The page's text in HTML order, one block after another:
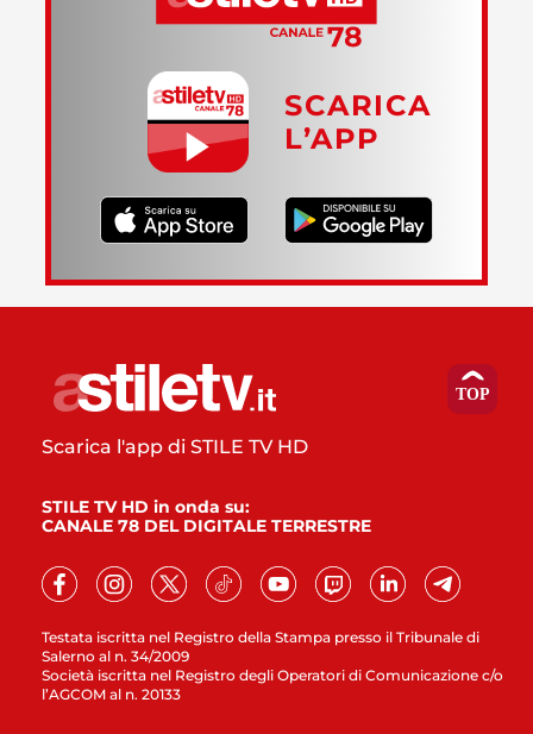
SCARICA
L’APP
Testata iscritta nel Registro della Stampa presso il Tribunale di
Salerno al n. 34/2009
Società iscritta nel Registro degli Operatori di Comunicazione c/o
l’AGCOM al n. 20133
Scarica l'app di STILE TV HD
STILE TV HD in onda su:
CANALE 78 DEL DIGITALE TERRESTRE